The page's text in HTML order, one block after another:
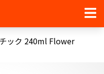
ック 240ml Flower